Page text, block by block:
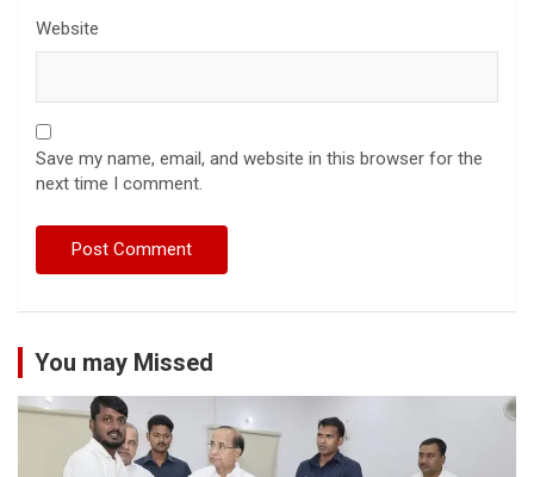
Website
Save my name, email, and website in this browser for the
next time I comment.
You may Missed